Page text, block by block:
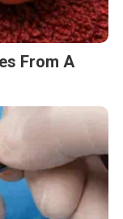
From A